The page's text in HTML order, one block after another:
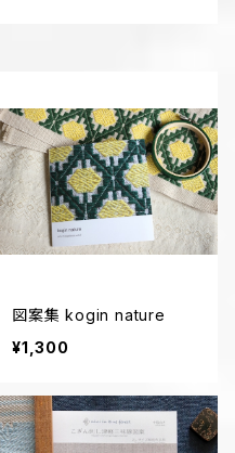
図案集 kogin nature
¥1,300